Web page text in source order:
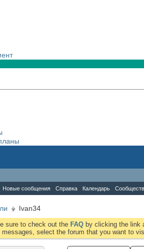
Новые сообщения Справка Календарь
Ivan34
sure to check out the FAQ by clicking the link
select the forum that you want to